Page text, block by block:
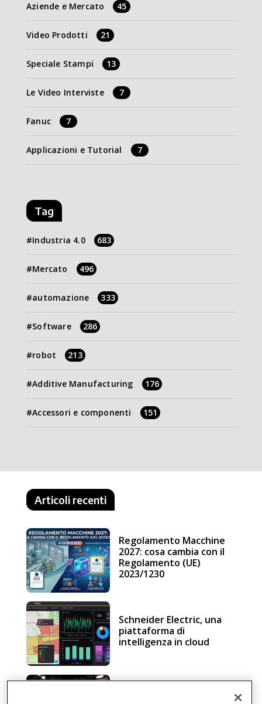
Aziende e Mercato 45
Video Prodotti 21
Speciale Stampi 13
Le Video Interviste 7
Fanuc 7
Applicazioni e Tutorial 7
Tag
Industria 4.0 683
Mercato 496
automazione 333
Software 286
robot 213
Additive Manufacturing 176
Accessori e componenti 151
Articoli recenti
Regolamento Macchine
2027: cosa cambia con il
Regolamento (UE)
2023/1230
Schneider Electric, una
piattaforma di
intelligenza in cloud